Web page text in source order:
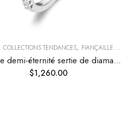
COLLECTIONS TENDANCES, FIANÇAILLES & ALLIANCES
Alliance demi-éternité sertie de diamants
$1,260.00